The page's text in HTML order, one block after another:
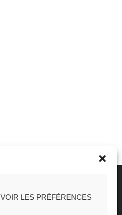
VOIR LES PRÉFÉRENCES